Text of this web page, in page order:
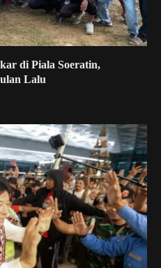
di Piala Soeratin,
Lalu